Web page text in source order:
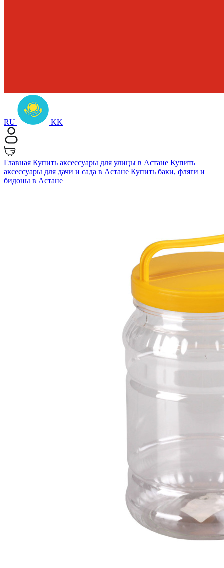
RU KK
Главная Купить аксессуары для улицы в Астане Купить
аксессуары для дачи и сада в Астане Купить баки, фляги и
бидоны в Астане